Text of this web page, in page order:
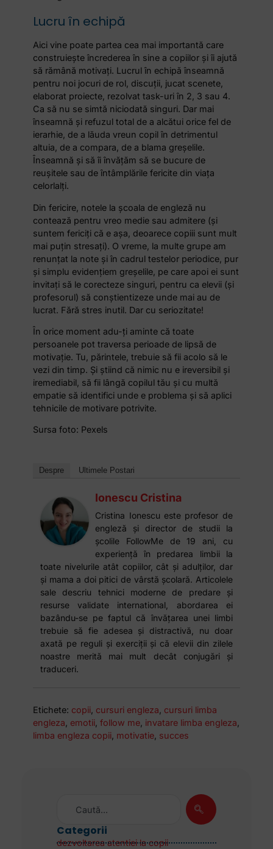
Lucru în echipă
Aici vine poate partea cea mai importantă care
construiește încrederea în sine a copiilor și îi ajută
să rămână motivați. Lucrul în echipă înseamnă
pentru noi jocuri de rol, discuții, jucat scenete,
elaborat proiecte, rezolvat task-uri în 2, 3 sau 4.
Ca să nu se simtă niciodată singuri. Dar mai
înseamnă și refuzul total de a alcătui orice fel de
ierarhie, de a lăuda vreun copil în detrimentul
altuia, de a compara, de a blama greșelile.
Înseamnă și să îi învățăm să se bucure de
reușitele sau de întâmplările fericite din viața
celorlalți.
Din fericire, notele la școala de engleză nu
contează pentru vreo medie sau admitere (și
suntem fericiți că e așa, deoarece copiii sunt mult
mai puțin stresați). O vreme, la multe grupe am
renunțat la note și în cadrul testelor periodice, pur
și simplu evidențiem greșelile, pe care apoi ei sunt
invitați să le corecteze singuri, pentru ca elevii (și
profesorul) să conștientizeze unde mai au de
lucrat. Fără stres inutil. Dar cu seriozitate!
În orice moment adu-ți aminte că toate
persoanele pot traversa perioade de lipsă de
motivație. Tu, părintele, trebuie să fii acolo să le
vezi din timp. Și știind că nimic nu e ireversibil și
iremediabil, să fii lângă copilul tău și cu multă
empatie să identifici unde e problema și să aplici
tehnicile de motivare potrivite.
Sursa foto: Pexels
Despre Ultimele Postari
Ionescu Cristina
Cristina Ionescu este profesor de
engleză și director de studii la
școlile FollowMe de 19 ani, cu
experiență în predarea limbii la
toate nivelurile atât copiilor, cât și adulților, dar
și mama a doi pitici de vârstă școlară. Articolele
sale descriu tehnici moderne de predare și
resurse validate international, abordarea ei
bazându-se pe faptul că învățarea unei limbi
trebuie să fie adesea și distractivă, nu doar
axată pe reguli și exerciții și că elevii din zilele
noastre merită mai mult decât conjugări și
traduceri.
Etichete: copii, cursuri engleza, cursuri limba
engleza, emotii,follow me, invatare limba engleza,
limba engleza copii, motivatie, succes
Categorii
dezvoltarea atentiei la copii